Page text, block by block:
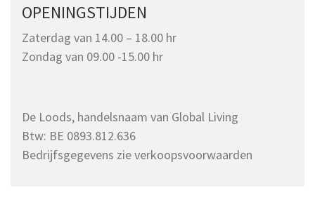
OPENINGSTIJDEN
Zaterdag van 14.00 – 18.00 hr
Zondag van 09.00 -15.00 hr
De Loods, handelsnaam van Global Living
Btw: BE 0893.812.636
Bedrijfsgegevens zie verkoopsvoorwaarden